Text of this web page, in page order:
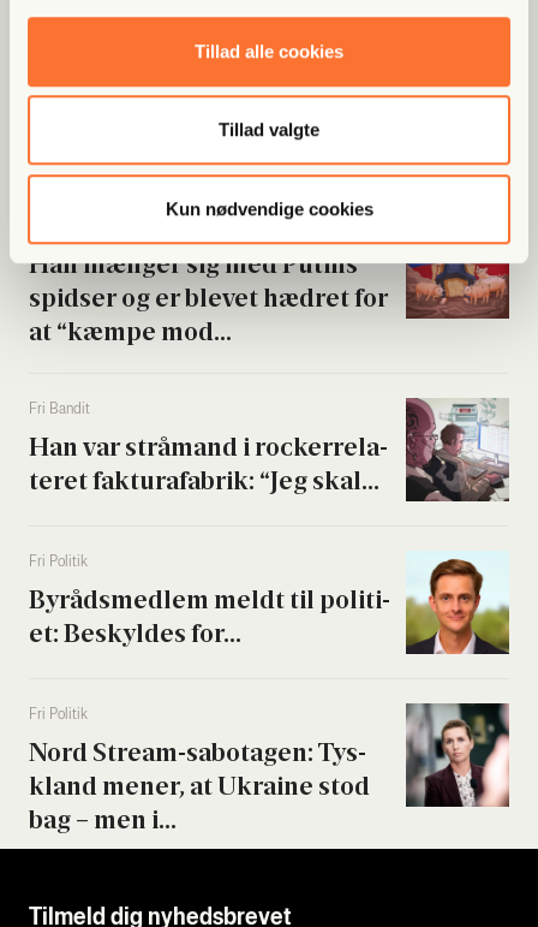
Tillad alle cookies
Tillad valgte
Kun nødvendige cookies
Populære artikler
Han mæn­ger sig med Putins
spid­ser og er ble­vet hædret for
at “kæm­pe mod...
Fri Ban­dit
Han var strå­mand i rock­er­re­la­
te­ret fak­tura­fa­brik: “Jeg skal...
Fri Poli­tik
Byrå­ds­med­lem meldt til poli­ti­
et: Beskyl­des for...
Fri Poli­tik
Nord Stream-sabo­ta­gen: Tys­
kland mener, at Ukrai­ne stod
bag – men i...
Tilmeld dig nyhedsbrevet